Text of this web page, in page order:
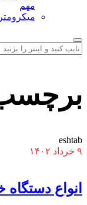
مهم
eshtab
۹ خرداد ۱۴۰۲
انواع